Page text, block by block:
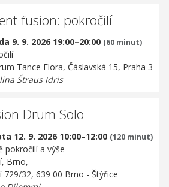
fusion: pokročilí
9. 9. 2026 19:00–20:00 (60 minut)
Tance Flora, Čáslavská 15, Praha 3
Štraus Idris
Drum Solo
12. 9. 2026 10:00–12:00 (120 minut)
pokročilí a výše
Brno,
729/32, 639 00 Brno - Štýřice